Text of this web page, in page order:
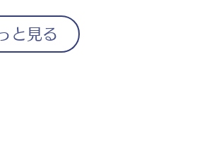
と見る